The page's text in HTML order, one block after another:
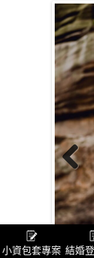
小資包套專案 結婚